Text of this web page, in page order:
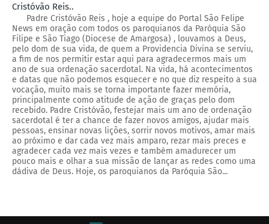
Cristóvão Reis..
Padre Cristóvão Reis , hoje a equipe do Portal São Felipe
News em oração com todos os paroquianos da Paróquia São
Filipe e São Tiago (Diocese de Amargosa) , louvamos a Deus,
pelo dom de sua vida, de quem a Providencia Divina se serviu,
a fim de nos permitir estar aqui para agradecermos mais um
ano de sua ordenação sacerdotal. Na vida, há acontecimentos
e datas que não podemos esquecer e no que diz respeito a sua
vocação, muito mais se torna importante fazer memória,
principalmente como atitude de ação de graças pelo dom
recebido. Padre Cristóvão, festejar mais um ano de ordenação
sacerdotal é ter a chance de fazer novos amigos, ajudar mais
pessoas, ensinar novas lições, sorrir novos motivos, amar mais
ao próximo e dar cada vez mais amparo, rezar mais preces e
agradecer cada vez mais vezes e também amadurecer um
pouco mais e olhar a sua missão de lançar as redes como uma
dádiva de Deus. Hoje, os paroquianos da Paróquia São...